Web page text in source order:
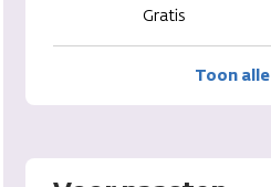
Gratis
Toon alle